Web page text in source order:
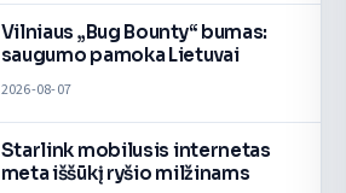
Vilniaus „Bug Bounty“ bumas:
saugumo pamoka Lietuvai
2026-08-07
Starlink mobilusis internetas
meta iššūkį ryšio milžinams